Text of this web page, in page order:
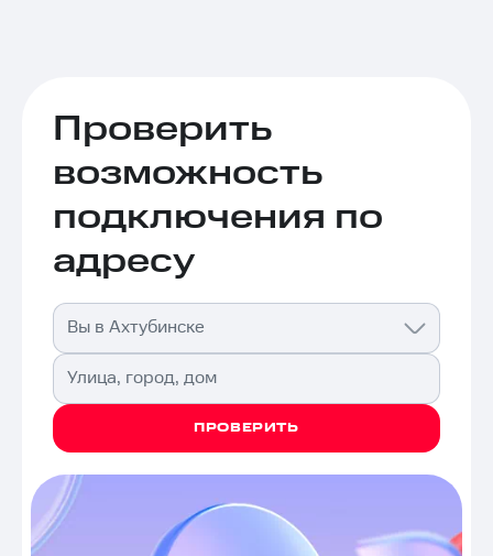
Проверить
возможность
подключения по
адресу
Вы в Ахтубинске
Улица, город, дом
ПРОВЕРИТЬ